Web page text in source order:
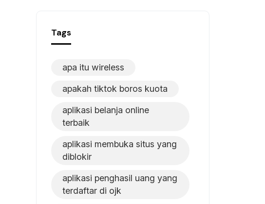
Tags
apa itu wireless
apakah tiktok boros kuota
aplikasi belanja online
terbaik
aplikasi membuka situs yang
diblokir
aplikasi penghasil uang yang
terdaftar di ojk